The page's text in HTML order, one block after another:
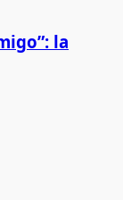
la